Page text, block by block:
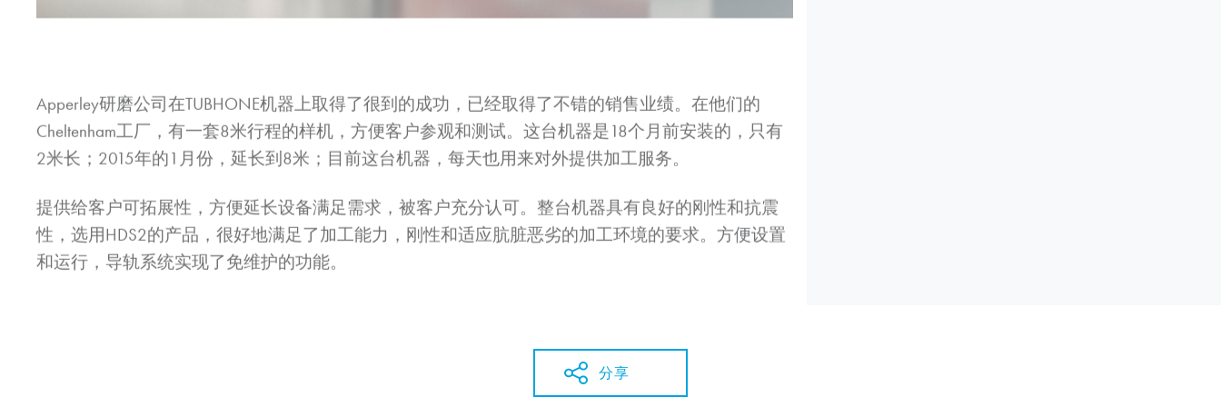
Apperley研磨公司在TUBHONE机器上取得了很到的成功，已经取得了不错的销售业绩。在他们的
Cheltenham工厂，有一套8米行程的样机，方便客户参观和测试。这台机器是18个月前安装的，只有
2米长；2015年的1月份，延长到8米；目前这台机器，每天也用来对外提供加工服务。
提供给客户可拓展性，方便延长设备满足需求，被客户充分认可。整台机器具有良好的刚性和抗震
性，选用HDS2的产品，很好地满足了加工能力，刚性和适应肮脏恶劣的加工环境的要求。方便设置
和运行，导轨系统实现了免维护的功能。
分享